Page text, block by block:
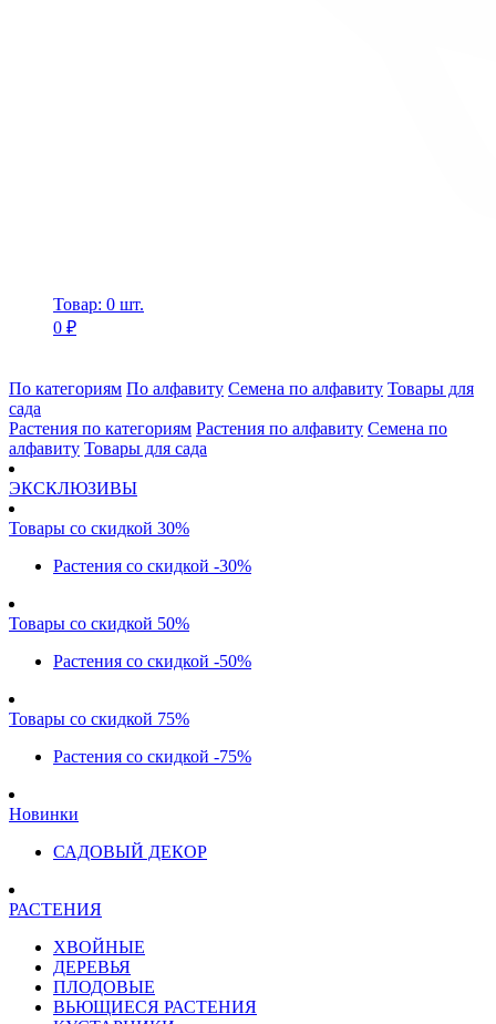
Товар: 0 шт.
0 ₽
По категориям По алфавиту Семена по алфавиту Товары для
сада
Растения по категориям Растения по алфавиту Семена по
алфавиту Товары для сада
ЭКСКЛЮЗИВЫ
Товары со скидкой 30%
Растения со скидкой -30%
Товары со скидкой 50%
Растения со скидкой -50%
Товары со скидкой 75%
Растения со скидкой -75%
Новинки
САДОВЫЙ ДЕКОР
РАСТЕНИЯ
ХВОЙНЫЕ
ДЕРЕВЬЯ
ПЛОДОВЫЕ
ВЬЮЩИЕСЯ РАСТЕНИЯ